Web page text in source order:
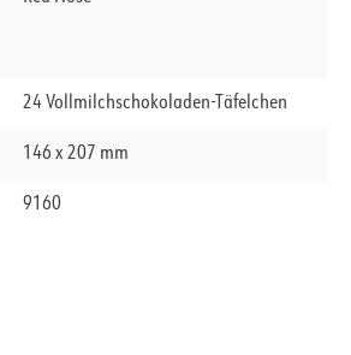
24 Vollmilchschokoladen-Täfelchen
146 x 207 mm
9160